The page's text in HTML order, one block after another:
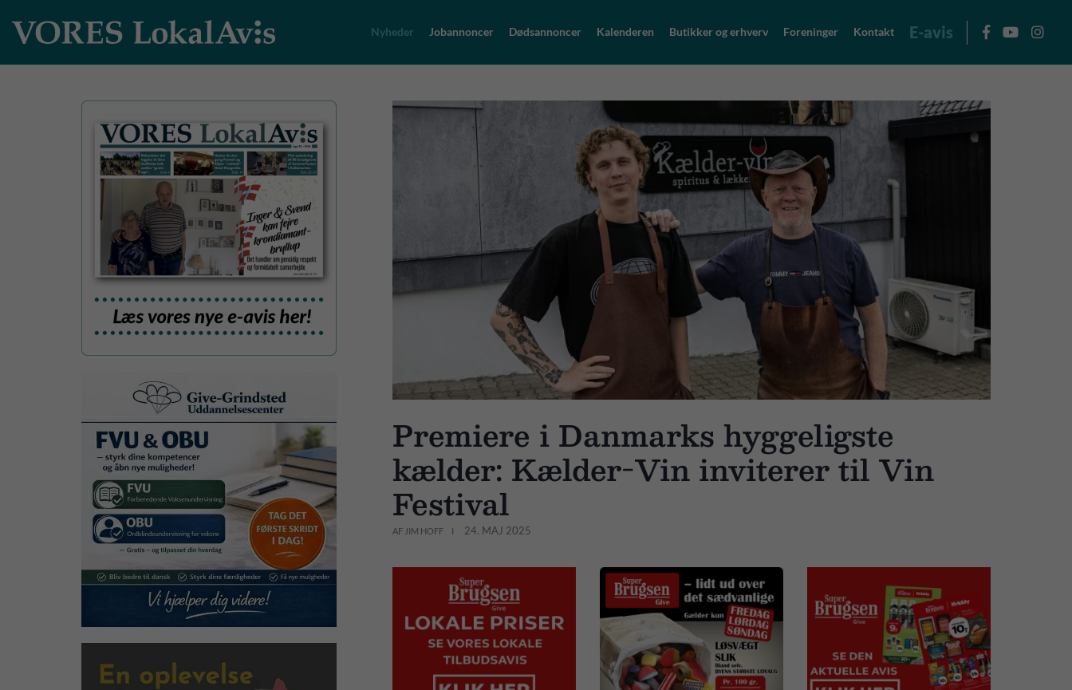
Nyheder Jobannoncer Dødsannoncer Kalenderen Butikker og erhverv Foreninger Kontakt E-avis
Premiere i Danmarks hyggeligste
kælder: Kælder-Vin inviterer til Vin
Festival
AF JIM HOFF 24. MAJ 2025